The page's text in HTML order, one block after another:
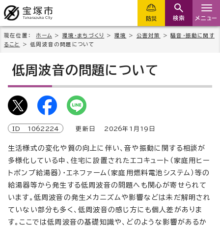
防災 検索 メニュー
現在位置： ホーム > 環境・まちづくり > 環境 > 公害対策 >騒音・振動に関す
ること
> 低周波音の問題について
低周波音の問題について
ID 1062224 更新日 2026年1月 19 日
生活様式の変化や質の向上に伴い、音や振動に関する相談が
多様化している中、住宅に設置されたエコキュート（家庭用ヒー
トポンプ給湯器）・エネファーム（家庭用燃料電池システム）等の
給湯器等から発生する低周波音の問題へも関心が寄せられて
います。低周波音の発生メカニズムや影響などは未だ解明され
ていない部分も多く、低周波音の感じ方にも個人差がありま
す。ここでは低周波音の基礎知識や、どのような影響があるか